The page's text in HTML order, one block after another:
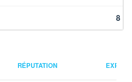
8
RÉPUTATION